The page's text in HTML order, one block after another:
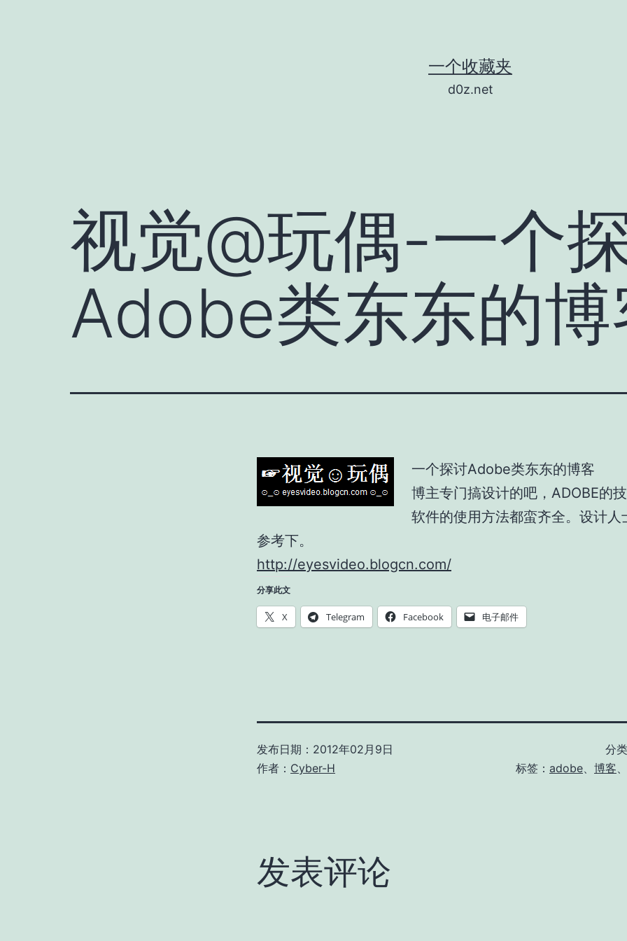
一个收藏夹
d0z.net
视觉@玩偶-一个
Adobe类东东的
一个探讨Adobe类东东的博客
博主专门搞设计的吧，ADOBE的
软件的使用方法都蛮齐全。设计人
参考下。
http://eyesvideo.blogcn.com/
分享此文
X Telegram Facebook 电子邮件
发布日期： 2012年02月9日
作者： Cyber-H
分
标签： adobe、 博客、
发表评论